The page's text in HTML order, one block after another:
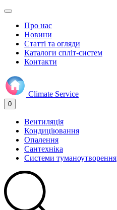
Про нас
Новини
Статті та огляди
Каталоги спліт-систем
Контакти
Climate Service
0
Вентиляція
Кондиціювання
Опалення
Сантехніка
Системи туманоутворення